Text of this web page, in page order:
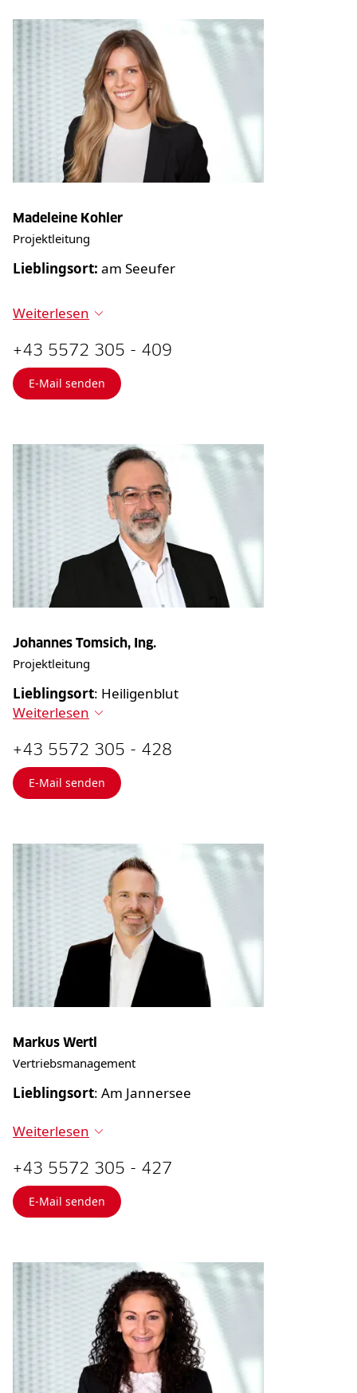
Madeleine Kohler
Projektleitung
Lieblingsort: am Seeufer
Weiterlesen
+43 5572 305 - 409
E-Mail senden
Johannes Tomsich, Ing.
Projektleitung
Lieblingsort: Heiligenblut
Weiterlesen
+43 5572 305 - 428
E-Mail senden
Markus Wertl
Vertriebsmanagement
Lieblingsort: Am Jannersee
Weiterlesen
+43 5572 305 - 427
E-Mail senden